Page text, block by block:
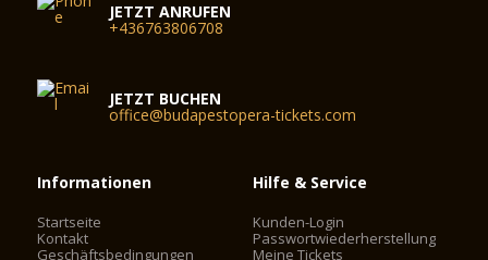
JETZT ANRUFEN
+436763806708
JETZT BUCHEN
office@budapestopera-tickets.com
Informationen
Startseite
Kontakt
Geschäftsbedingungen
Hilfe & Service
Kunden-Login
Passwortwiederherstellung
Meine Tickets